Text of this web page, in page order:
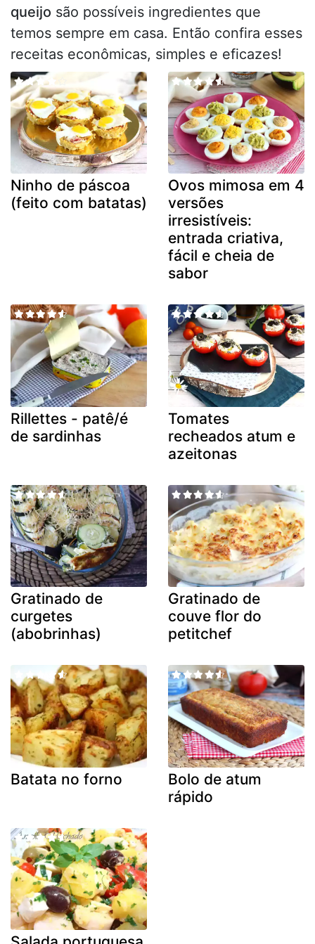
queijo são possíveis ingredientes que
temos sempre em casa. Então confira esses
receitas econômicas, simples e eficazes!
Ninho de páscoa
(feito com batatas)
Ovos mimosa em 4
versões
irresistíveis:
entrada criativa,
fácil e cheia de
sabor
Rillettes - patê/é
de sardinhas
Tomates
recheados atum e
azeitonas
Gratinado de
curgetes
(abobrinhas)
Gratinado de
couve flor do
petitchef
Batata no forno
Bolo de atum
rápido